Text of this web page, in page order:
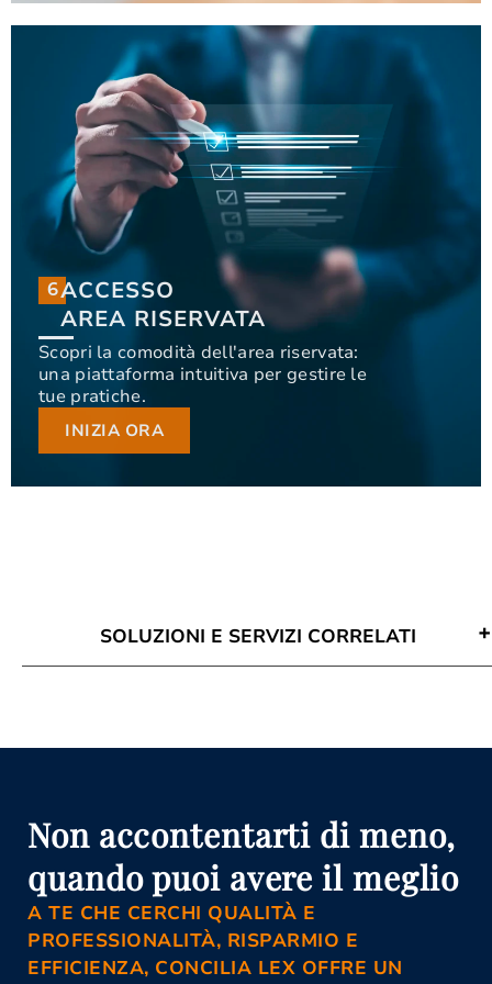
6ACCESSO
AREA RISERVATA
Scopri la comodità dell'area riservata:
una piattaforma intuitiva per gestire le
tue pratiche.
INIZIA ORA
6
ACCESSO
AREA RISERVATA
Scopri la comodità dell'area riservata: una
piattaforma intuitiva per gestire le tue pratiche.
INIZIA ORA
SOLUZIONI E SERVIZI CORRELATI
Corso Di Aggiornamento Per
Floridia
Mediazione Obbligatoria Floridia
Organismo Di Mediazione Floridia
Non accontentarti di meno,
quando puoi avere il meglio
A TE CHE CERCHI QUALITÀ E
PROFESSIONALITÀ, RISPARMIO E
EFFICIENZA, CONCILIA LEX OFFRE UN